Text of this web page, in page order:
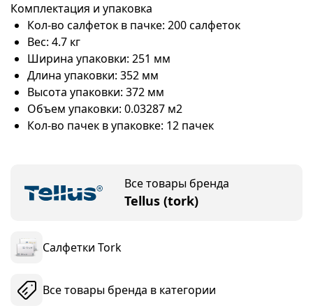
Комплектация и упаковка
Кол-во салфеток в пачке: 200 салфеток
Вес: 4.7 кг
Ширина упаковки: 251 мм
Длина упаковки: 352 мм
Высота упаковки: 372 мм
Объем упаковки: 0.03287 м2
Кол-во пачек в упаковке: 12 пачек
Все товары бренда
Tellus (tork)
Салфетки Tork
Все товары бренда в категории